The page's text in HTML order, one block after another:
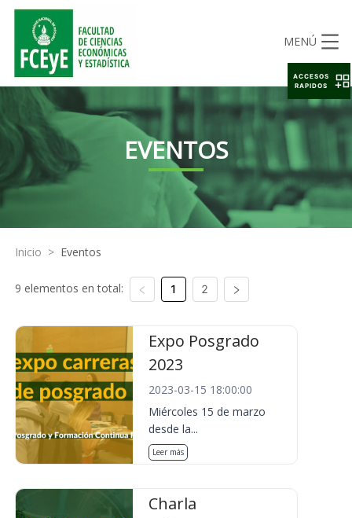
MENÚ
EVENTOS
Inicio > Eventos
9 elementos en total: 1 2
Expo Posgrado
2023
2023-03-15 18:00:00
Miércoles 15 de marzo
desde la...
Leer más
Charla
ACCESOS
RAPIDOS